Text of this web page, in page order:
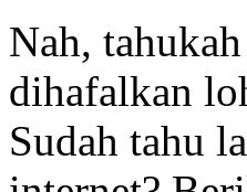
Nah,
dihafalkan
Sudah tahu